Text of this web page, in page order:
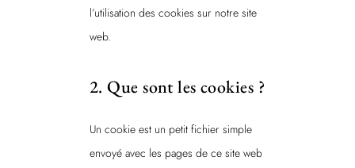
l’utilisation des cookies sur notre site
web.
2. Que sont les cookies ?
Un cookie est un petit fichier simple
envoyé avec les pages de ce site web